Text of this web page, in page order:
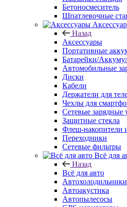
Бетоносмеситель
Шпатлевочные
Назад
Аксессуары
Портативные
Батарейки/
Автомобильные
Диски
Кабели
Держатели для
Чехлы для
Сетевые зарядные
Защитные стекла
Флеш-накопители
Переходники
Сетевые фильтры
Всё для
Назад
Всё для авто
Автохолодильники
Автоакустика
Автопылесосы